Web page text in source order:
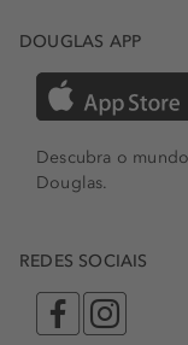
DOUGLAS APP
Descubra o
Douglas.
REDES SOCIAIS